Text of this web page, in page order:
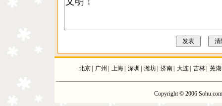
北京 广州 上海 深圳 潍坊 济南 大连 吉林 芜湖
Copyright © 2006